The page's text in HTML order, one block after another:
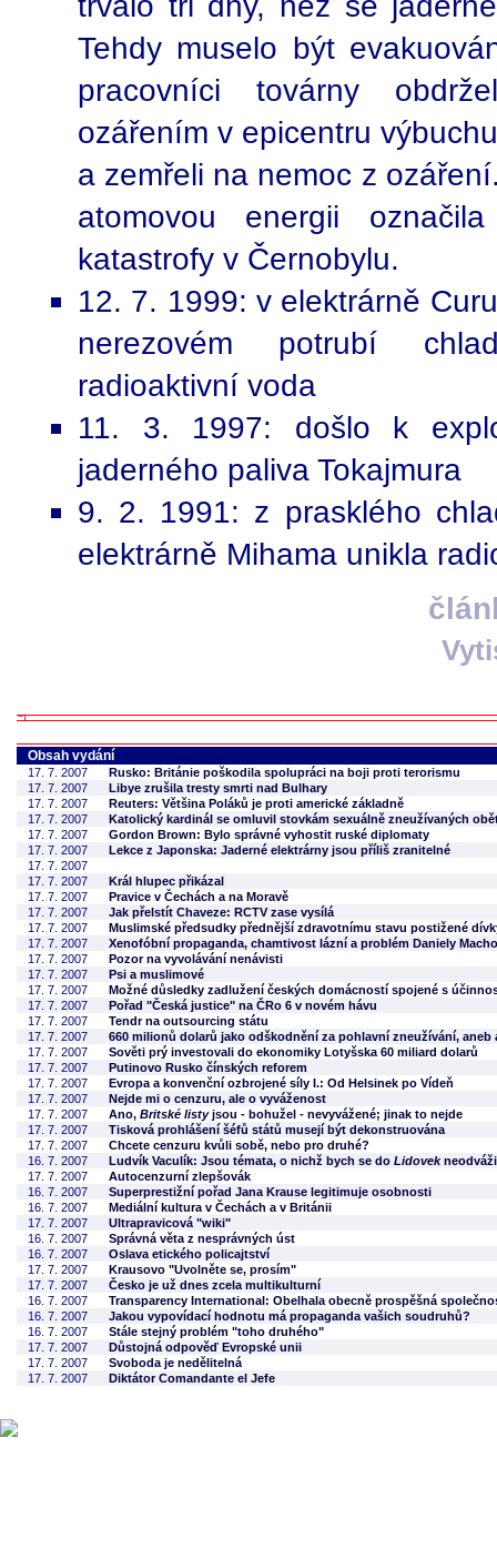
Tehdy muselo být
pracovníci továrny
ozářením v epicentru
a zemřeli na nemoc z
atomovou energii
katastrofy v Černobylu.
12. 7. 1999: v elektrárně
nerezovém potrubí
radioaktivní voda
11. 3. 1997: došlo k
jaderného paliva Tokajmura
9. 2. 1991: z prasklého
elektrárně Mihama unikla
Obsah vydání
17. 7. 2007
Rusko: Británie poškodila spolupráci na boji proti terorismu
17. 7. 2007
Libye zrušila tresty smrti nad Bulhary
17. 7. 2007
Reuters: Většina Poláků je proti americké základně
17. 7. 2007
Katolický kardinál se omluvil stovkám sexuálně zneužívaných
17. 7. 2007
Gordon Brown: Bylo správné vyhostit ruské diplomaty
17. 7. 2007
Lekce z Japonska: Jaderné elektrárny jsou příliš zranitelné
17. 7. 2007
17. 7. 2007
Král hlupec přikázal
17. 7. 2007
Pravice v Čechách a na Moravě
17. 7. 2007
Jak přelstít Chaveze: RCTV zase vysílá
17. 7. 2007
Muslimské předsudky přednější zdravotnímu stavu postižené
17. 7. 2007
Xenofóbní propaganda, chamtivost lázní a problém Daniely
17. 7. 2007
Pozor na vyvolávání nenávisti
17. 7. 2007
Psi a muslimové
17. 7. 2007
Možné důsledky zadlužení českých domácností spojené s
17. 7. 2007
Pořad "Česká justice" na ČRo 6 v novém hávu
17. 7. 2007
Tendr na outsourcing státu
17. 7. 2007
660 milionů dolarů jako odškodnění za pohlavní zneužívání,
17. 7. 2007
Sověti prý investovali do ekonomiky Lotyšska 60 miliard dolarů
17. 7. 2007
Putinovo Rusko čínských reforem
17. 7. 2007
Evropa a konvenční ozbrojené síly I.: Od Helsinek po Vídeň
17. 7. 2007
Nejde mi o cenzuru, ale o vyváženost
17. 7. 2007
Ano, Britské listyjsou - bohužel - nevyvážené; jinak to nejde
17. 7. 2007
Tisková prohlášení šéfů států musejí být dekonstruována
17. 7. 2007
Chcete cenzuru kvůli sobě, nebo pro druhé?
16. 7. 2007
Ludvík Vaculík: Jsou témata, o nichž bych se do Lidovek
17. 7. 2007
Autocenzurní zlepšovák
16. 7. 2007
Superprestižní pořad Jana Krause legitimuje osobnosti
16. 7. 2007
Mediální kultura v Čechách a v Británii
17. 7. 2007
Ultrapravicová "wiki"
16. 7. 2007
Správná věta z nesprávných úst
16. 7. 2007
Oslava etického policajtství
17. 7. 2007
Krausovo "Uvolněte se, prosím"
17. 7. 2007
Česko je už dnes zcela multikulturní
16. 7. 2007
Transparency International: Obelhala obecně prospěšná
16. 7. 2007
Jakou vypovídací hodnotu má propaganda vašich soudruhů?
16. 7. 2007
Stále stejný problém "toho druhého"
17. 7. 2007
Důstojná odpověď Evropské unii
17. 7. 2007
Svoboda je nedělitelná
17. 7. 2007
Diktátor Comandante el Jefe